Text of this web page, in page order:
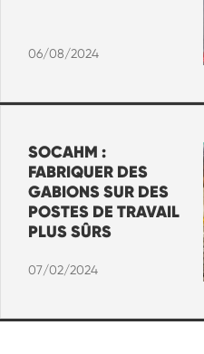
06/08/2024
SOCAHM :
FABRIQUER DES
GABIONS SUR DES
POSTES DE TRAVAIL
PLUS SÛRS
07/02/2024